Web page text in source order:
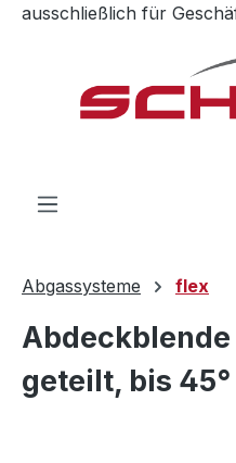
Zum Hauptinhalt springen
ausschließlich für
Abgassysteme flex
geteilt, bis